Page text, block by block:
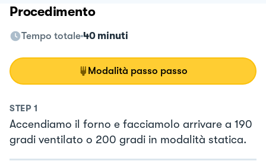
Procedimento
Tempo totale 40 minuti
Modalità passo passo
STEP 1
Accendiamo il forno e facciamolo arrivare a 190
gradi ventilato o 200 gradi in modalità statica.